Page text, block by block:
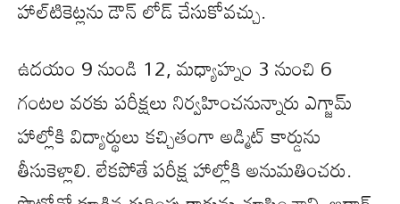
హాల్‌టికెట్ల‌ను డౌన్ లోడ్ చేసుకోవచ్చు.
ఉదయం 9 నుండి 12, మధ్యాహ్నం 3 నుంచి 6
గంటల వరకు పరీక్షలు నిర్వహించనున్నారు ఎగ్జామ్
హాల్లోకి విద్యార్థులు కచ్చితంగా అడ్మిట్ కార్డును
తీసుకెళ్లాలి. లేకపోతే పరీక్ష హాల్లోకి అనుమతించరు.